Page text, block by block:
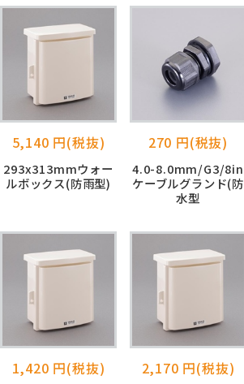
5,140 円(税抜)
293x313mmウォー
ルボックス(防雨型)
270 円(税抜)
4.0-8.0mm/G3/8in
ケーブルグランド(防
水型
1,420 円(税抜) 2,170 円(税抜)